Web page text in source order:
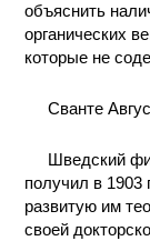
объяснить
органических
которые не
Сванте
Шведский
получил в 1903
развитую им
своей